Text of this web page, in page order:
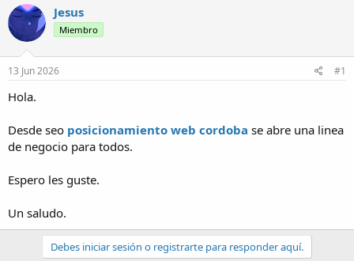
i
c
i
d
o
r
l
t
m
c
h
a
i
o
Jesus
Miembro
13 Jun 2026 #1
Hola.
Desde seo posicionamiento web cordoba se abre una linea
de negocio para todos.
Espero les guste.
Un saludo.
Debes iniciar sesión o registrarte para responder aquí.